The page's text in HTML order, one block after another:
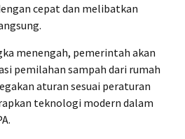
cepat dan melibatkan
menengah, pemerintah akan
pemilahan sampah dari rumah
aturan sesuai peraturan
teknologi modern dalam